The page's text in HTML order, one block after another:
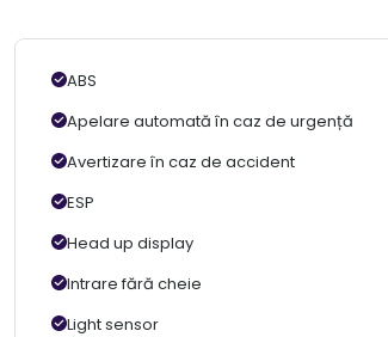
ABS
Apelare automată în caz de urgență
Avertizare în caz de accident
ESP
Head up display
Intrare fără cheie
Light sensor